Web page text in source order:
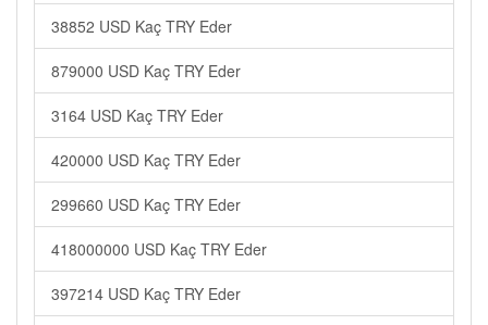
38852 USD Kaç TRY Eder
879000 USD Kaç TRY Eder
3164 USD Kaç TRY Eder
420000 USD Kaç TRY Eder
299660 USD Kaç TRY Eder
418000000 USD Kaç TRY Eder
397214 USD Kaç TRY Eder